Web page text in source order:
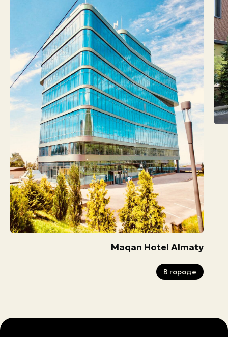
Maqan Hotel Almaty
В городе